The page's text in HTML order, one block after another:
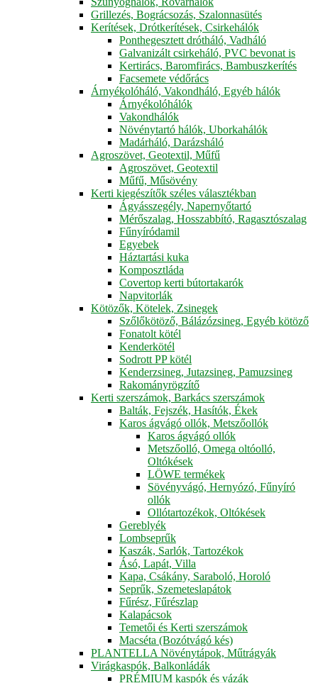
Grillezés, Bográcsozás, Szalonnasütés
Kerítések, Drótkerítések, Csirkehálók
Ponthegesztett drótháló, Vadháló
Galvanizált csirkeháló, PVC bevonat is
Kertirács, Baromfirács, Bambuszkerítés
Facsemete védőrács
Árnyékolóháló, Vakondháló, Egyéb hálók
Árnyékolóhálók
Vakondhálók
Növénytartó hálók, Uborkahálók
Madárháló, Darázsháló
Agroszövet, Geotextil, Műfű
Agroszövet, Geotextil
Műfű, Műsövény
Kerti kiegészítők széles választékban
Ágyásszegély, Napernyőtartó
Mérőszalag, Hosszabbító, Ragasztószalag
Fűnyíródamil
Egyebek
Háztartási kuka
Komposztláda
Covertop kerti bútortakarók
Napvitorlák
Kötözők, Kötelek, Zsinegek
Szőlőkötöző, Bálázózsineg, Egyéb kötöző
Fonatolt kötél
Kenderkötél
Sodrott PP kötél
Kenderzsineg, Jutazsineg, Pamuzsineg
Rakományrögzítő
Kerti szerszámok, Barkács szerszámok
Balták, Fejszék, Hasítók, Ékek
Karos ágvágó ollók, Metszőollók
Karos ágvágó ollók
Metszőolló, Omega oltóolló,
Oltókések
LÖWE termékek
Sövényvágó, Hernyózó, Fűnyíró
ollók
Ollótartozékok, Oltókések
Gereblyék
Lombseprűk
Kaszák, Sarlók, Tartozékok
Ásó, Lapát, Villa
Kapa, Csákány, Saraboló, Horoló
Seprűk, Szemeteslapátok
Fűrész, Fűrészlap
Kalapácsok
Temetői és Kerti szerszámok
Macséta (Bozótvágó kés)
PLANTELLA Növénytápok, Műtrágyák
Virágkaspók, Balkonládák
PRÉMIUM kaspók és vázák